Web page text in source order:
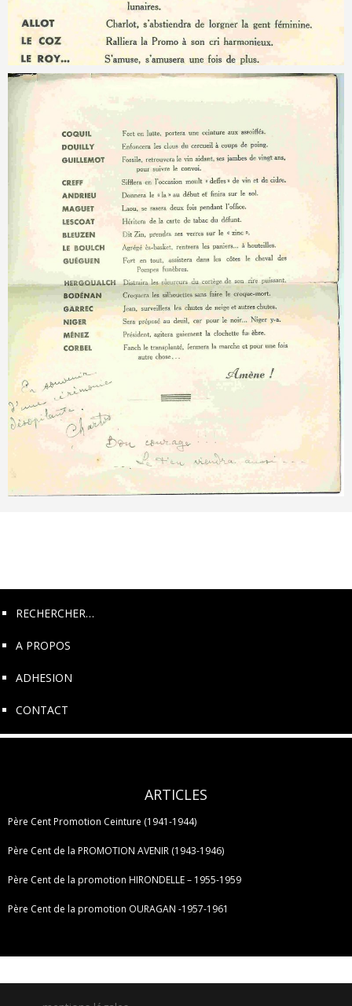
RECHERCHER…
A PROPOS
ADHESION
CONTACT
ARTICLES
Père Cent Promotion Ceinture (1941-1944)
Père Cent de la PROMOTION AVENIR (1943-1946)
Père Cent de la promotion HIRONDELLE – 1955-1959
Père Cent de la promotion OURAGAN -1957-1961